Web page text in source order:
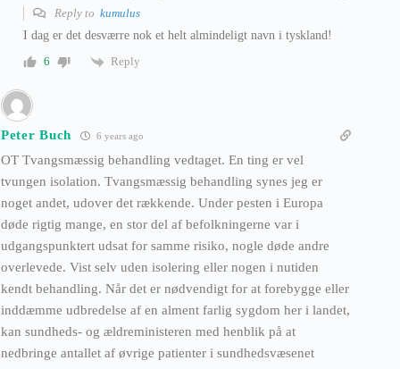
Reply to kumulus
I dag er det desværre nok et helt almindeligt navn i tyskland!
6
Reply
Peter Buch 6 years ago
OT Tvangsmæssig behandling vedtaget. En ting er vel
tvungen isolation. Tvangsmæssig behandling synes jeg er
noget andet, udover det rækkende. Under pesten i Europa
døde rigtig mange, en stor del af befolkningerne var i
udgangspunktert udsat for samme risiko, nogle døde andre
overlevede. Vist selv uden isolering eller nogen i nutiden
kendt behandling. Når det er nødvendigt for at forebygge eller
inddæmme udbredelse af en alment farlig sygdom her i landet,
kan sundheds- og ældreministeren med henblik på at
nedbringe antallet af øvrige patienter i sundhedsvæsenet